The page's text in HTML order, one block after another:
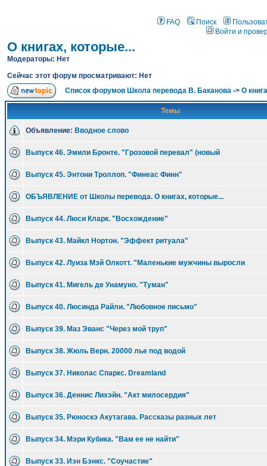
FAQ Поиск
Войти и
О книгах, которые...
Модераторы: Нет
Сейчас этот форум просматривают: Нет
Список форумов Школа перевода В. Баканова -> О
Темы
Объявление: Вводное слово
Выпуск 46. Эмили Бронте. "Грозовой перевал" (новый
Выпуск 45. Энтони Троллоп. "Финеас Финн"
ОБЪЯВЛЕНИЕ от Школы перевода. О книгах, которые...
Выпуск 44. Люси Кларк. "Восхождение"
Выпуск 43. Майкл Нортон. "Эффект ритуала"
Выпуск 42. Луиза Мэй Олкотт. "Маленькие мужчины выросли
Выпуск 41. Мигель де Унамуно. "Туман"
Выпуск 40. Люсинда Райли. "Любовное письмо"
Выпуск 39. Маз Эванс "Через мой труп"
Выпуск 38. Жюль Верн. 20000 лье под водой
Выпуск 37. Николас Спаркс. Dreamland
Выпуск 36. Деннис Лихэйн. "Акт милосердия"
Выпуск 35. Рюноскэ Акутагава. Рассказы разных лет
Выпуск 34. Мэри Кубика. "Вам ее не найти"
Выпуск 33. Иэн Бэнкс. "Соучастие"